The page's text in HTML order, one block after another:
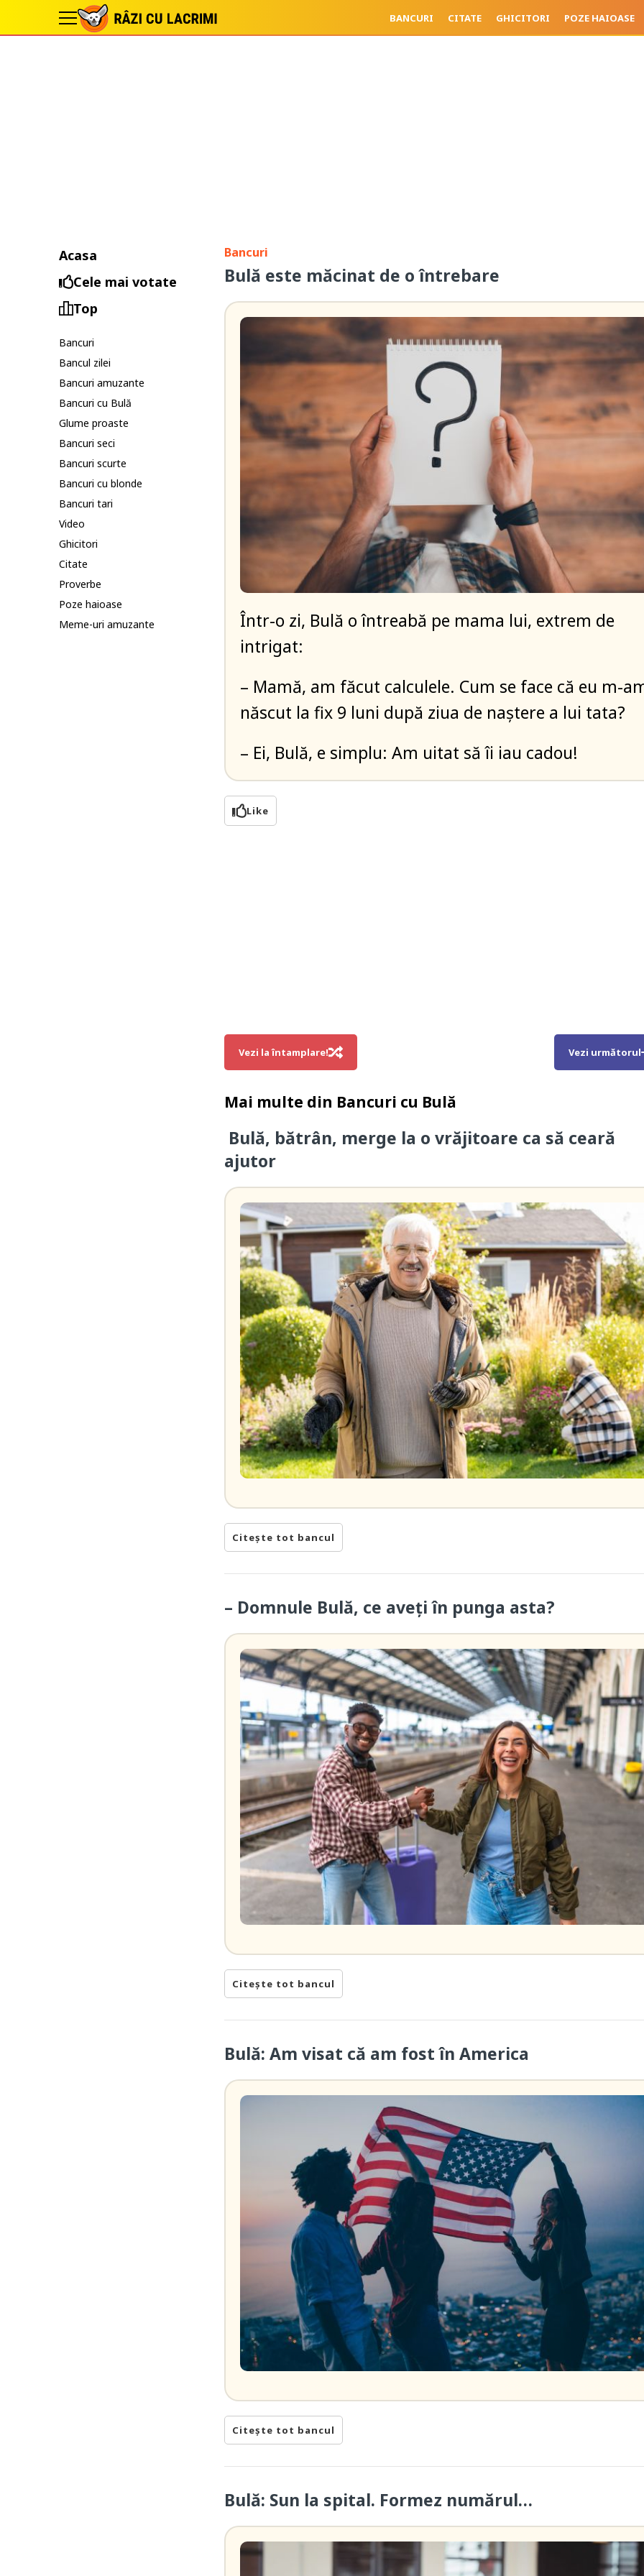
BANCURI CITATE GHICITORI POZE HAIOASE
Acasa
Cele mai votate
Top
Bancuri
Bancul zilei
Bancuri amuzante
Bancuri cu Bulă
Glume proaste
Bancuri seci
Bancuri scurte
Bancuri cu blonde
Bancuri tari
Video
Ghicitori
Citate
Proverbe
Poze haioase
Meme-uri amuzante
Bancuri
Bulă este măcinat de o întrebare
Într-o zi, Bulă o întreabă pe mama lui, extrem de
intrigat:
– Mamă, am făcut calculele. Cum se face că eu m-
născut la fix 9 luni după ziua de naștere a lui tata?
– Ei, Bulă, e simplu: Am uitat să îi iau cadou!
Like
Vezi la întamplare! Vezi următorul
Mai multe din Bancuri cu Bulă
Bulă, bătrân, merge la o vrăjitoare ca să ceară
ajutor
Citește tot bancul
– Domnule Bulă, ce aveți în punga asta?
Citește tot bancul
Bulă: Am visat că am fost în America
Citește tot bancul
Bulă: Sun la spital. Formez numărul…